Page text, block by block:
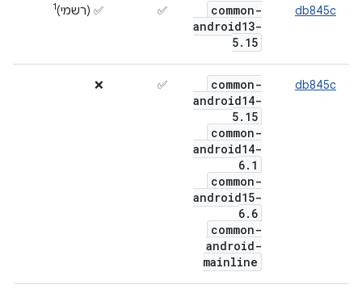
db845c
common-
android13-
5. 15
✅ ‫✅ (רשמי)1
db845c
common-
android14-
5. 15
common-
android14-
6. 1
common-
android15-
6. 6
common-
android-
mainline
✅
❌